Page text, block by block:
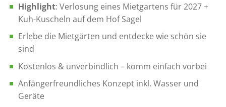
Highlight: Verlosung eines Mietgartens für 2027 +
Kuh-Kuscheln auf dem Hof Sagel
Erlebe die Mietgärten und entdecke wie schön sie
sind
Kostenlos & unverbindlich – komm einfach vorbei
Anfängerfreundliches Konzept inkl. Wasser und
Geräte